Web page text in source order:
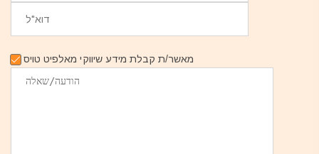
מאשר/ת קבלת מידע שיווקי מאלפיט טויס